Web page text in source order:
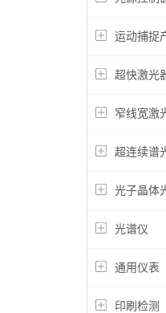
运动捕捉
超快激光
窄线宽激
超连续谱
光子晶体
光谱仪
通用仪表
印刷检测